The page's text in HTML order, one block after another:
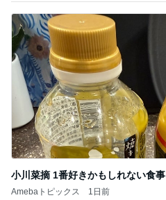
小川菜摘 1番好きかもしれない食事
Amebaトピックス 1日前